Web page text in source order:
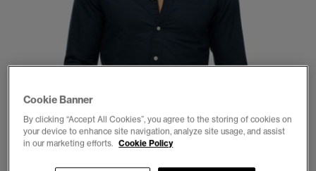
Cookie Banner
By clicking “Accept All Cookies”, you agree to the storing of cookies on
your device to enhance site navigation, analyze site usage, and assist
in our marketing efforts. Cookie Policy